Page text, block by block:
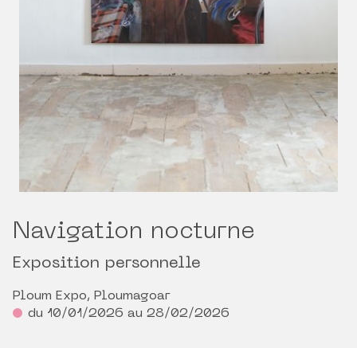
Navigation nocturne
Exposition personnelle
Ploum Expo, Ploumagoar
du 10/01/2026 au 28/02/2026